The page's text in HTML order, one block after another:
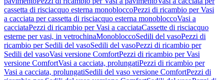
cassetta di risciacquo esterna monobloccoPezzi di ricambio per Vasi
a cacciata per cassetta di risciacquo esterna monobloccoVasi a
cacciataPezzi di ricambio per Vasi a cacciataCassette di risciacquo
esterne per vasi, in vetrochinaMonobloccoSedili del vasoPezzi di
ricambio per Sedili del vasoSedili del vasoPezzi di ricambio per
Sedili del vasoVasi versione ComfortPezzi di ricambio per Vasi
versione ComfortVasi a cacciata, prolungatiPezzi di ricambio per
Vasi a cacciata, prolungatiSedili del vaso versione ComfortPezzi di